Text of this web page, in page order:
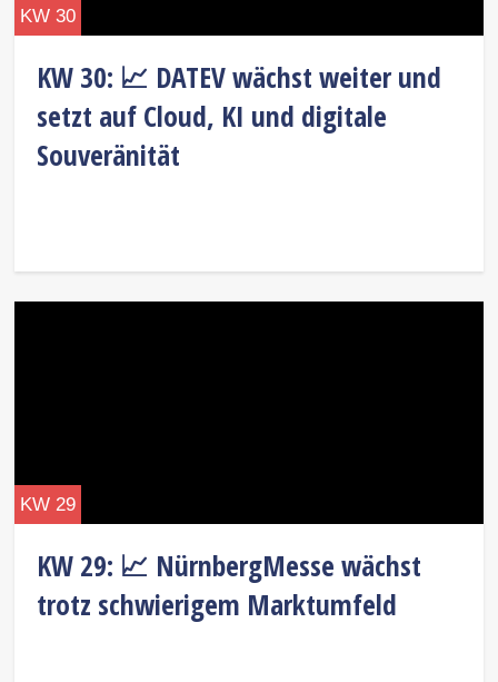
KW 30: 📈 DATEV wächst weiter und
setzt auf Cloud, KI und digitale
Souveränität
KW 30
KW 29: 📈 NürnbergMesse wächst
trotz schwierigem Marktumfeld
KW 29